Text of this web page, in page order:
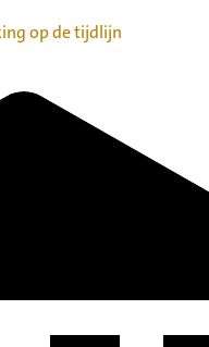
op de tijdlijn